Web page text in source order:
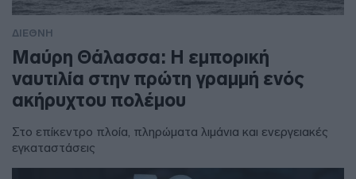
ΔΙΕΘΝΗ
Μαύρη Θάλασσα: Η εμπορική
ναυτιλία στην πρώτη γραμμή ενός
ακήρυχτου πολέμου
Στο επίκεντρο πλοία, πληρώματα λιμάνια και ενεργειακές
εγκαταστάσεις